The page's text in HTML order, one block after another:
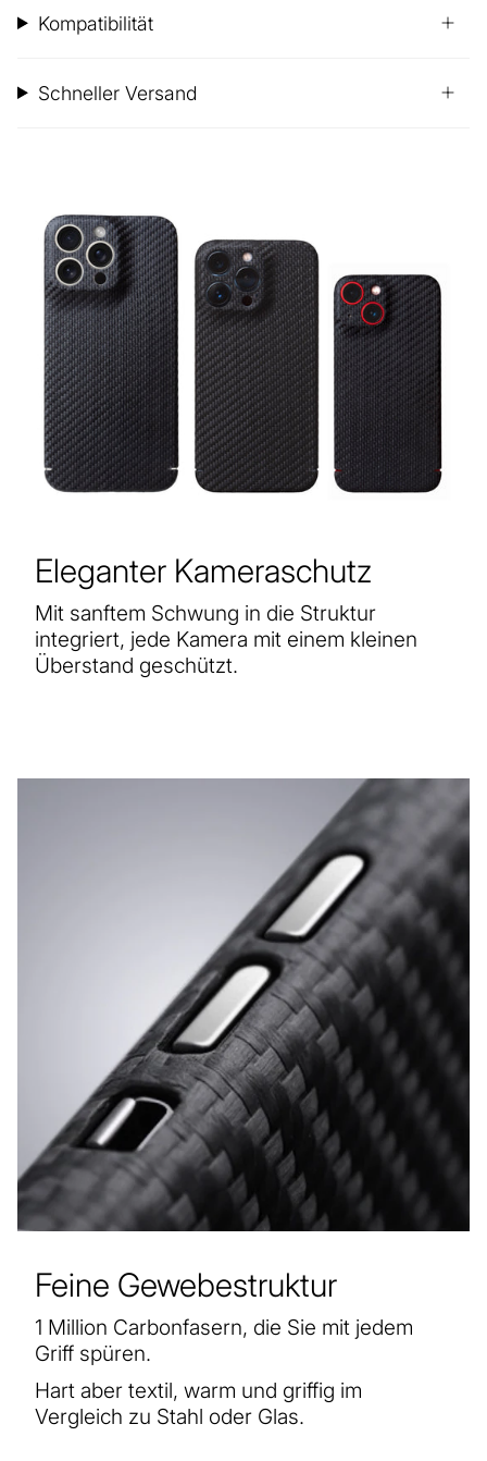
Kompatibilität
Schneller Versand
Eleganter Kameraschutz
Mit sanftem Schwung in die Struktur
integriert, jede Kamera mit einem kleinen
Überstand geschützt.
Feine Gewebestruktur
1 Million Carbonfasern, die Sie mit jedem
Griff spüren.
Hart aber textil, warm und griffig im
Vergleich zu Stahl oder Glas.